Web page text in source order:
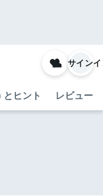
とヒント レビュー
サイン